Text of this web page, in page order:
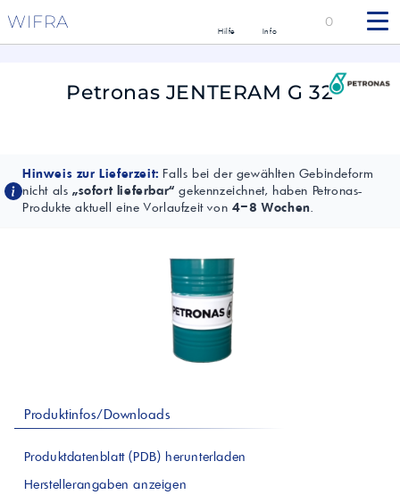
WIFRA Hilfe Info
0
Petronas JENTERAM G 32
Hinweis zur Lieferzeit: Falls bei der gewählten Gebindeform
nicht als „sofort lieferbar“ gekennzeichnet, haben Petronas-
Produkte aktuell eine Vorlaufzeit von 4–8 Wochen.
Produktinfos/Downloads
Produktdatenblatt (PDB) herunterladen
Herstellerangaben anzeigen